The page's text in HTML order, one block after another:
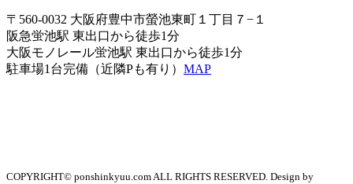
〒560-0032 大阪府豊中市螢池東町１丁目７−１
阪急蛍池駅 東出口から徒歩1分
大阪モノレール蛍池駅 東出口から徒歩1分
駐車場1台完備（近隣Pも有り） MAP
COPYRIGHT© ponshinkyuu.com ALL RIGHTS RESERVED. Design by